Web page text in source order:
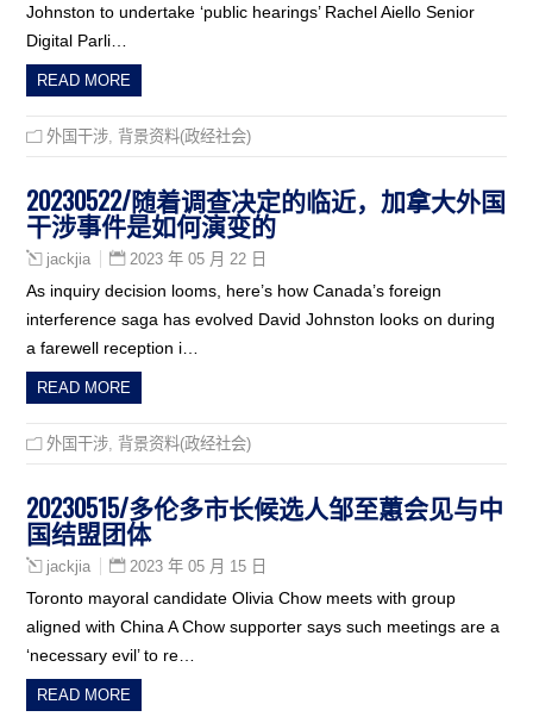
Johnston to undertake ‘public hearings’ Rachel Aiello Senior
Digital Parli…
READ MORE
外国干涉 背景资料(政经社会)
20230522/随着调查决定的临近，加拿大外国
干涉事件是如何演变的
jackjia 2023 年 05 月 22 日
As inquiry decision looms, here’s how Canada’s foreign
interference saga has evolved David Johnston looks on during
a farewell reception i…
READ MORE
外国干涉 背景资料(政经社会)
20230515/多伦多市长候选人邹至蕙会见与中
国结盟团体
jackjia 2023 年 05 月 15 日
Toronto mayoral candidate Olivia Chow meets with group
aligned with China A Chow supporter says such meetings are a
‘necessary evil’ to re…
READ MORE